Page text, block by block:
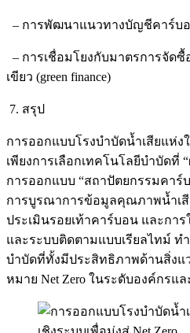
– การพัฒนาแนวทางบัญชีคาร์บ
– การเชื่อมโยงกับมาตรการจัดซื้
เขียว (green finance)
7. สรุป
การออกแบบโรงบำบัดน้ำเสียแห่
เพียงการเลือกเทคโนโลยีบำบัดที่
การออกแบบ “สถาปัตยกรรมคาร์
การบูรณาการข้อมูลคุณภาพน้ำเสี
ประเมินรอยเท้าคาร์บอน และกา
และระบบติดตามแบบเรียลไทม์ ท
บำบัดที่ทั้งมีประสิทธิภาพด้านสิ่งแ
หมาย Net Zero ในระดับองค์กรแ